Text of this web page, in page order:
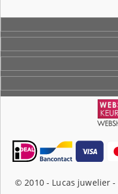
© 2010 - Lucas juwelier -